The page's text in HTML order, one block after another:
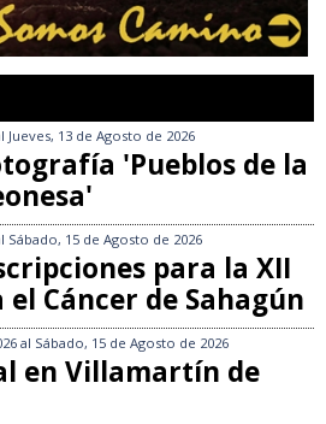
Jueves, 13 de Agosto de 2026
'Pueblos de la
Sábado, 15 de Agosto de 2026
para la XII
Cáncer de Sahagún
al Sábado, 15 de Agosto de 2026
en Villamartín de